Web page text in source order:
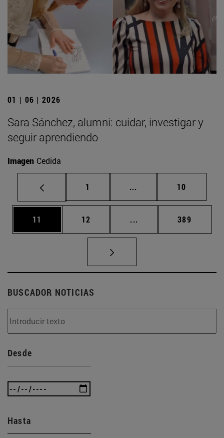
01 | 06 | 2026
Sara Sánchez, alumni: cuidar, investigar y
seguir aprendiendo
Imagen Cedida
Página
1 ... Páginas intermedias
Página
10
Página
11 Página
12 ... Páginas intermedias
Página
389
BUSCADOR NOTICIAS
Desde
Hasta